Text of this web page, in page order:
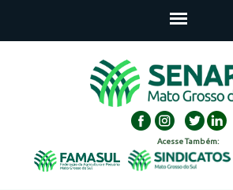
Acesse Também: